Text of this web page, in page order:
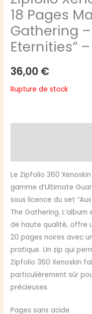
18 Pages
Gathering –
Eternities”
36,00 €
Rupture de stock
Le Zipfolio 360
gamme d’Ultimate
sous licence du set
The Gathering.
de haute qualité, offre
20 pages noires avec
pratique. Un zip qui
Zipfolio 360 Xenoskin
particulièrement sûr
précieuses.
Pages sans acide